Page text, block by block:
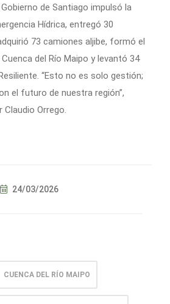
de Santiago impulsó la
Hídrica, entregó 30
73 camiones aljibe, formó el
del Río Maipo y levantó 34
“Esto no es solo gestión;
el futuro de nuestra región”,
Claudio Orrego.
24/03/2026
CUENCA DEL RÍO MAIPO